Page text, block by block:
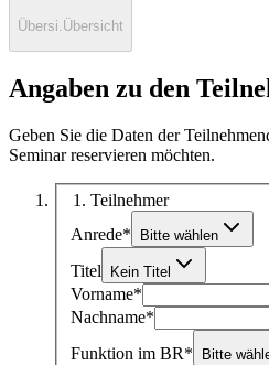
Übersi. Übersicht
Angaben zu den
Geben Sie die Daten der
Seminar reservieren möchten.
1 . Teilnehmer
Anrede* Bitte wählen
Titel Kein Titel
Vorname*
Nachname*
Funktion im BR* Bitte